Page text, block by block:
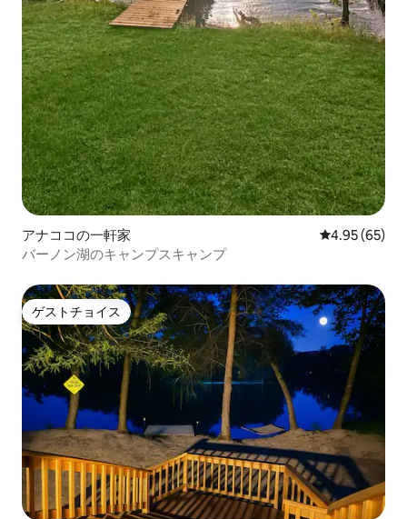
アナココの一軒家 レビュー65
4.95 (65)
バーノン湖のキャンプスキャンプ
ゲストチョイス
ゲストチョイス